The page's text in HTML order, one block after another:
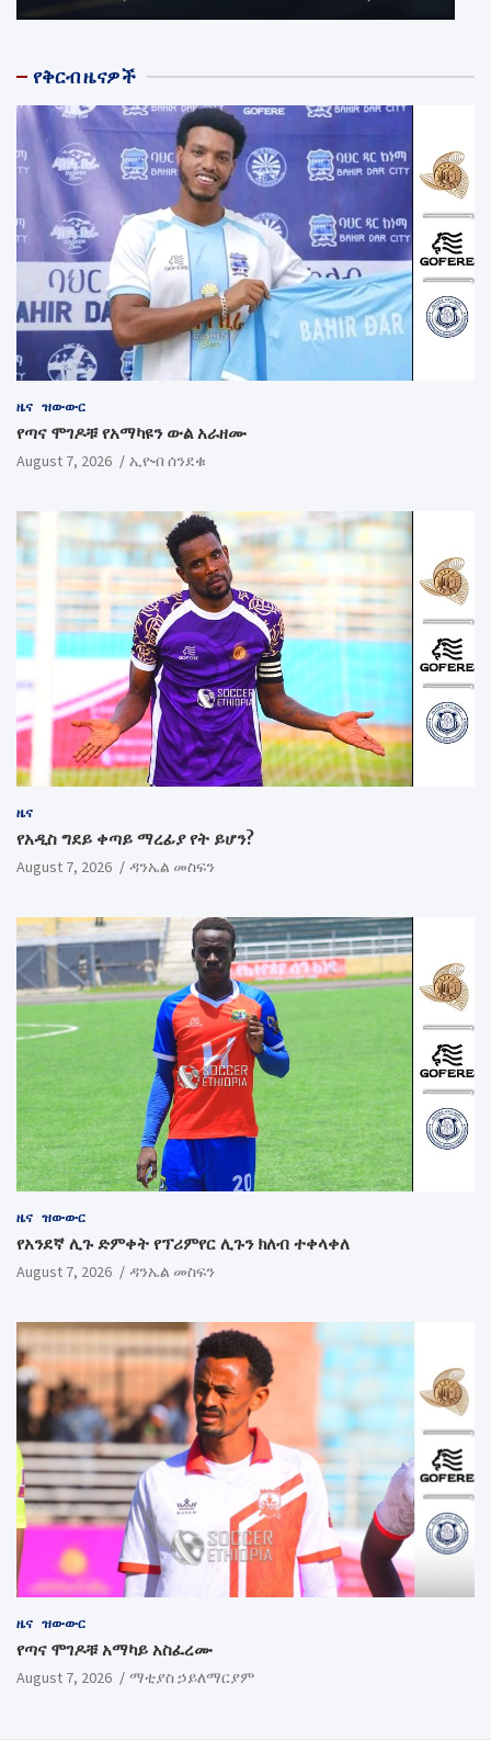
የቅርብ ዜናዎች
ዜና ዝውውር
የጣና ሞገዶቹ የአማካዩን ውል አራዘሙ
August 7, 2026 ኢዮብ ሰንደቁ
ዜና
የአዲስ ግደይ ቀጣይ ማረፊያ የት ይሆን?
August 7, 2026 ዳንኤል መስፍን
ዜና ዝውውር
የአንደኛ ሊጉ ድምቀት የፕሪምየር ሊጉን ክለብ ተቀላቀለ
August 7, 2026 ዳንኤል መስፍን
ዜና ዝውውር
የጣና ሞገዶቹ አማካይ አስፈረሙ
August 7, 2026 ማቲያስ ኃይለማርያም